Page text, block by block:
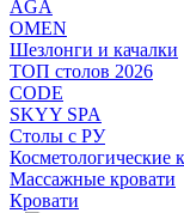
AGA
OMEN
Шезлонги и качалки
ТОП столов 2026
CODE
SKYY SPA
Столы с РУ
Косметологические
Массажные кровати
Кровати